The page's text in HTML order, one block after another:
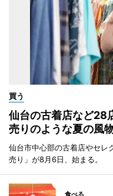
買う
仙台の古着店など
売りのような夏の風
仙台市中心部の古着店やセレ
売り」が8月6日、始まる。
食べる